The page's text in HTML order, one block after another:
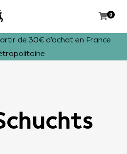
0
de 30€ d'achat en France